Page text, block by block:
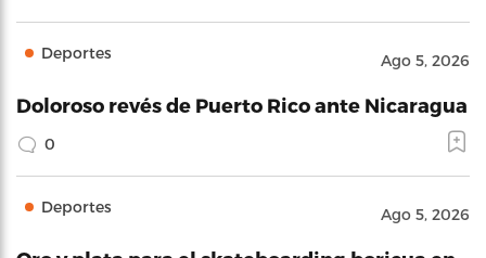
Deportes Ago 5, 2026
Doloroso revés de Puerto Rico ante Nicaragua
0
Deportes Ago 5, 2026